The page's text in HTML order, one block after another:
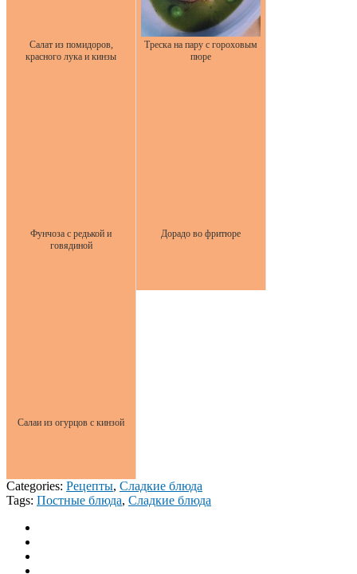
Салат из помидоров,
красного лука и кинзы
Треска на пару с гороховым
пюре
Фунчоза с редькой и
говядиной
Дорадо во фритюре
Салаи из огурцов с кинзой
Categories: Рецепты, Сладкие блюда
Tags: Постные блюда, Сладкие блюда